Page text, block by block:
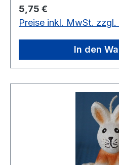
Regulärer Preis:
5,75 €
Preise inkl. MwSt.
In den